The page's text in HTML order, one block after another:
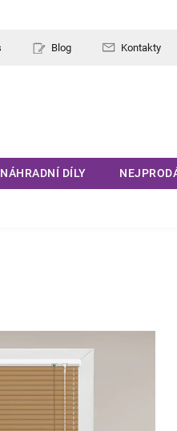
Blog Kontakty
NÁHRADNÍ DÍLY